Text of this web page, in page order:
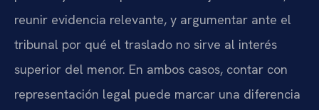
reunir evidencia relevante, y argumentar ante el
tribunal por qué el traslado no sirve al interés
superior del menor. En ambos casos, contar con
representación legal puede marcar una diferencia